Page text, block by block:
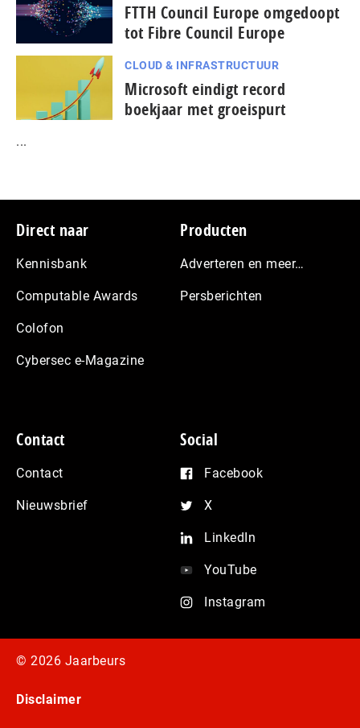
FTTH Council Europe omgedoopt
tot Fibre Council Europe
CLOUD & INFRASTRUCTUUR
Microsoft eindigt record
boekjaar met groeispurt
...
Footer
Direct naar
Kennisbank
Computable Awards
Colofon
Cybersec e-Magazine
Producten
Adverteren en meer…
Persberichten
Contact
Contact
Nieuwsbrief
Social
Facebook
X
LinkedIn
YouTube
Instagram
© 2026 Jaarbeurs
Disclaimer